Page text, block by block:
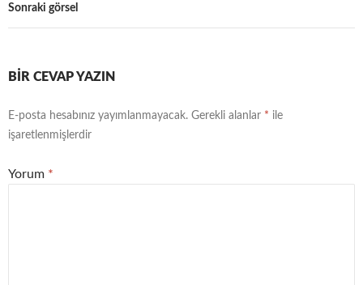
Sonraki görsel
BIR CEVAP YAZIN
E-posta hesabınız yayımlanmayacak. Gerekli alanlar * ile
işaretlenmişlerdir
Yorum *